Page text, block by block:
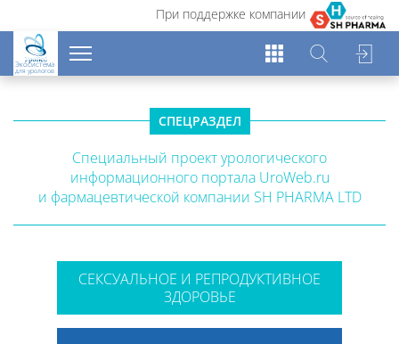
При поддержке компании
Экосистема
для урологов
СПЕЦРАЗДЕЛ
Специальный проект урологического
информационного портала UroWeb.ru
и фармацевтической компании SH PHARMA LTD
СЕКСУАЛЬНОЕ И РЕПРОДУКТИВНОЕ
ЗДОРОВЬЕ